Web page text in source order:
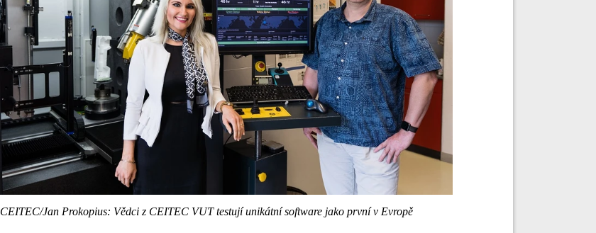
CEITEC/Jan Prokopius: Vědci z CEITEC VUT testují unikátní software jako první v Evropě